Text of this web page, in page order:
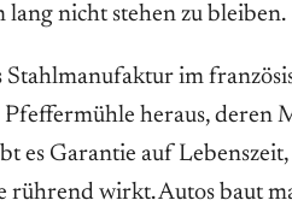
nicht stehen zu bleiben.
Stahlmanufaktur im
heraus, deren
es Garantie auf Lebenszeit,
rührend wirkt. Autos baut